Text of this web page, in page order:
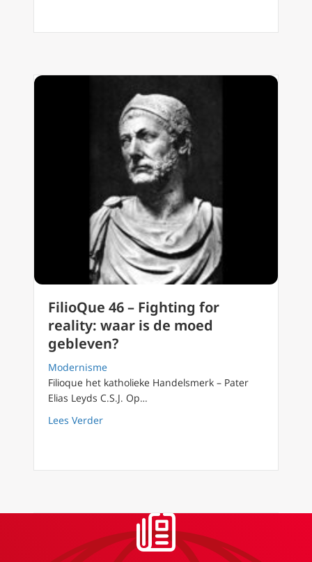
FilioQue 46 – Fighting for
reality: waar is de moed
gebleven?
Modernisme
Filioque het katholieke Handelsmerk – Pater
Elias Leyds C.S.J. Op…
Lees Verderabout FilioQue 46 – Fighting for reality: